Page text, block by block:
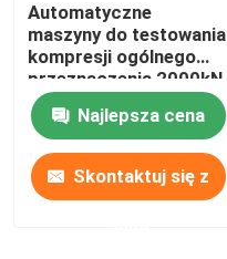
Automatyczne
maszyny do testowania
kompresji ogólnego
przeznaczenia 2000kN
3000kN do kostek
blokówNajlepsza cena
Skontaktuj się z